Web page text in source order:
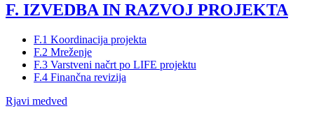
F. IZVEDBA IN RAZVOJ PROJEKTA
F.1 Koordinacija projekta
F.2 Mreženje
F.3 Varstveni načrt po LIFE projektu
F.4 Finančna revizija
Rjavi medved